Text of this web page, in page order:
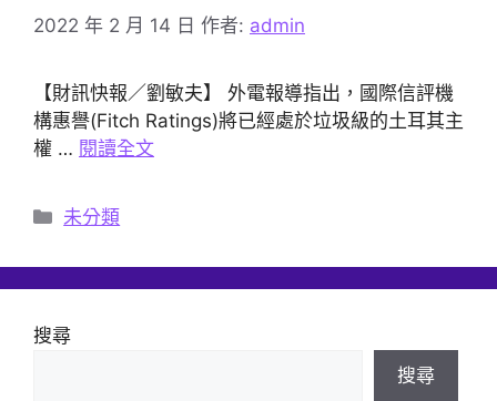
2022 年 2 月 14 日 作者: admin
【財訊快報／劉敏夫】 外電報導指出，國際信評機
構惠譽(Fitch Ratings)將已經處於垃圾級的土耳其主
權 … 閱讀全文
分
未分類
搜尋
搜尋